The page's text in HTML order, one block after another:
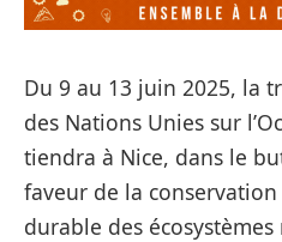
Du 9 au 13 juin 2025, la
des Nations Unies sur
tiendra à Nice, dans le
faveur de la
durable des